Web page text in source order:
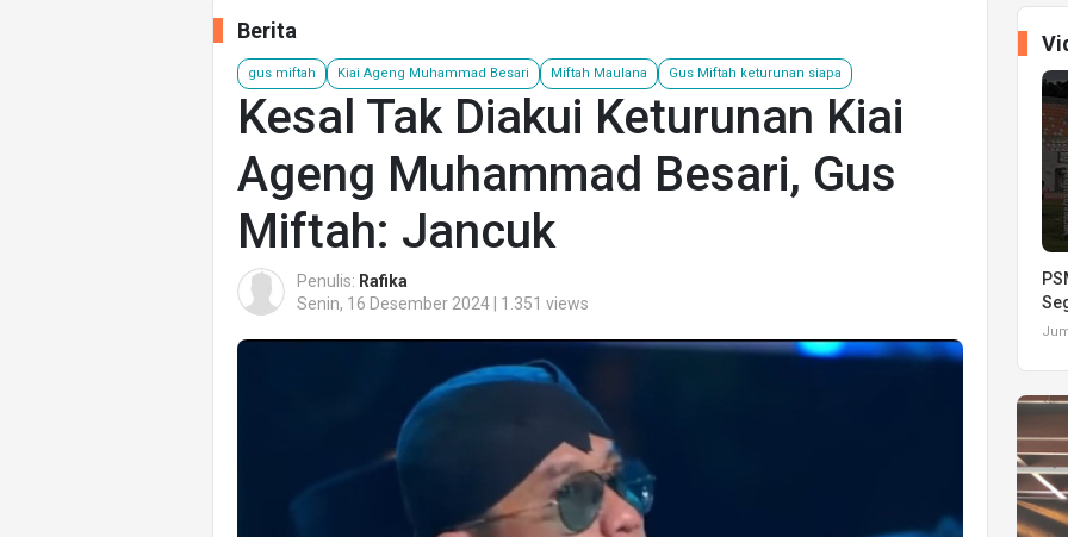
Berita
gus miftah Kiai Ageng Muhammad Besari Miftah Maulana Gus Miftah keturunan siapa
Kesal Tak Diakui Keturunan Kiai
Ageng Muhammad Besari, Gus
Miftah: Jancuk
Penulis: Rafika
Senin, 16 Desember 2024 | 1.351 views